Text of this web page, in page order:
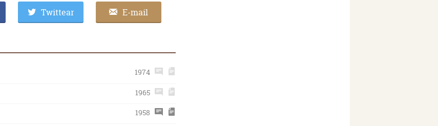
Twittear E-mail
1974
1965
1958